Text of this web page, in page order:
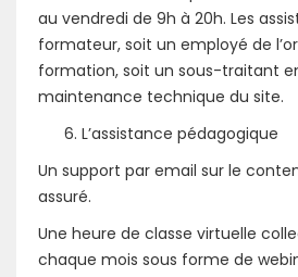
au vendredi de 9h à 20h. Les
formateur, soit un employé de
formation, soit un sous-traitant
maintenance technique du site.
L’assistance pédagogique
Un support par email sur le
assuré.
Une heure de classe virtuelle
chaque mois sous forme de